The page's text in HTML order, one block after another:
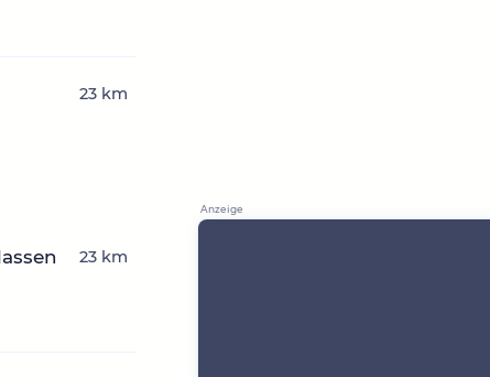
23 km
23 km